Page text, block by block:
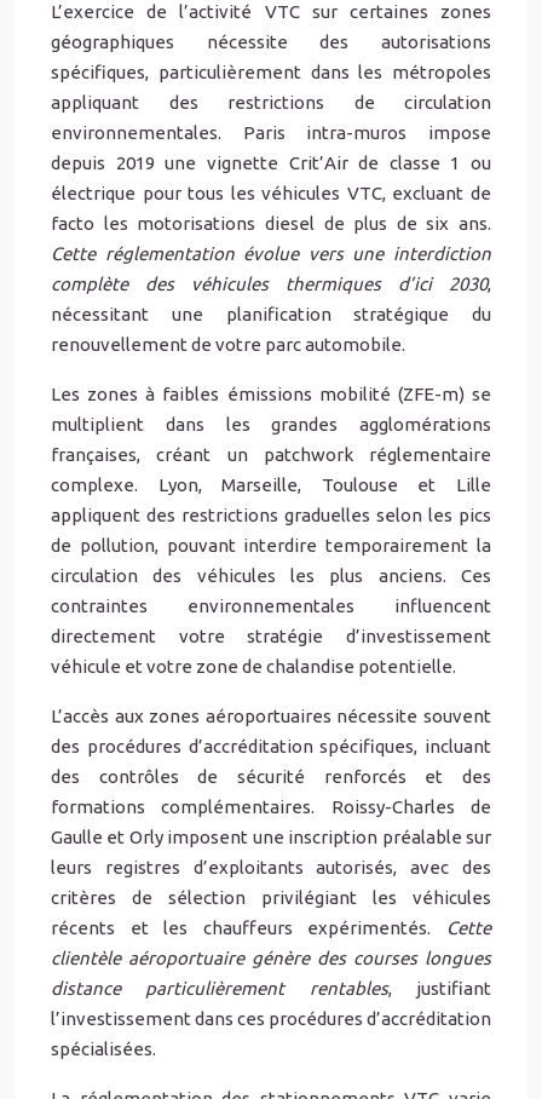
L’exercice de l’activité VTC sur certaines zones
géographiques nécessite des autorisations
spécifiques, particulièrement dans les métropoles
appliquant des restrictions de circulation
environnementales. Paris intra-muros impose
depuis 2019 une vignette Crit’Air de classe 1 ou
électrique pour tous les véhicules VTC, excluant de
facto les motorisations diesel de plus de six ans.
Cette réglementation évolue vers une interdiction
complète des véhicules thermiques d’ici 2030,
nécessitant une planification stratégique du
renouvellement de votre parc automobile.
Les zones à faibles émissions mobilité (ZFE-m) se
multiplient dans les grandes agglomérations
françaises, créant un patchwork réglementaire
complexe. Lyon, Marseille, Toulouse et Lille
appliquent des restrictions graduelles selon les pics
de pollution, pouvant interdire temporairement la
circulation des véhicules les plus anciens. Ces
contraintes environnementales influencent
directement votre stratégie d’investissement
véhicule et votre zone de chalandise potentielle.
L’accès aux zones aéroportuaires nécessite souvent
des procédures d’accréditation spécifiques, incluant
des contrôles de sécurité renforcés et des
formations complémentaires. Roissy-Charles de
Gaulle et Orly imposent une inscription préalable sur
leurs registres d’exploitants autorisés, avec des
critères de sélection privilégiant les véhicules
récents et les chauffeurs expérimentés.
Cette
clientèle aéroportuaire génère des courses longues
distance particulièrement rentables, justifiant
l’investissement dans ces procédures d’accréditation
spécialisées.